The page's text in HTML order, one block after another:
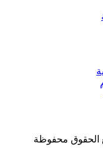
محفوظة